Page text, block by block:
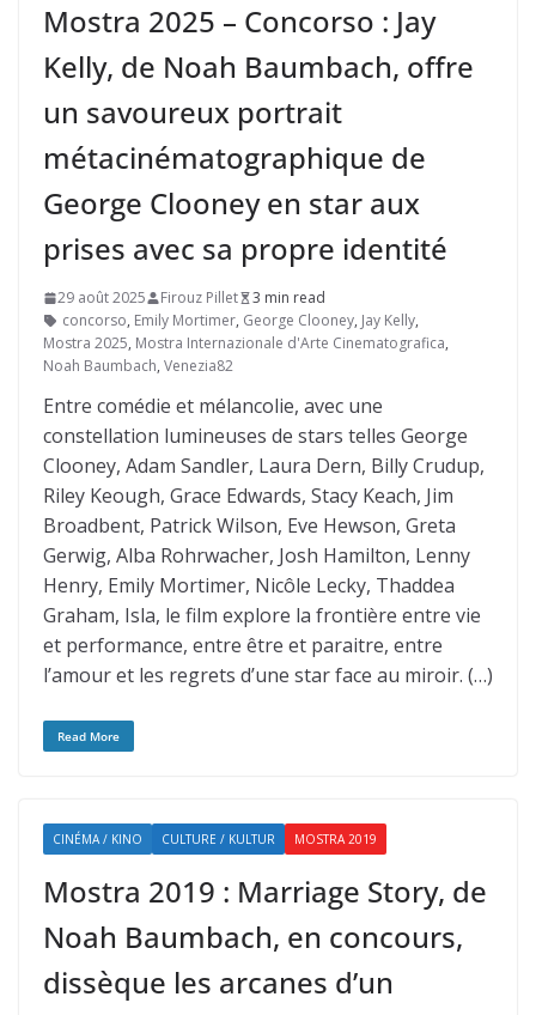
Mostra 2025 – Concorso : Jay
Kelly, de Noah Baumbach, offre
un savoureux portrait
métacinématographique de
George Clooney en star aux
prises avec sa propre identité
29 août 2025 Firouz Pillet
3 min read
concorso, Emily Mortimer, George Clooney, Jay Kelly,
Mostra 2025, Mostra Internazionale d'Arte Cinematografica,
Noah Baumbach, Venezia82
Entre comédie et mélancolie, avec une
constellation lumineuses de stars telles George
Clooney, Adam Sandler, Laura Dern, Billy Crudup,
Riley Keough, Grace Edwards, Stacy Keach, Jim
Broadbent, Patrick Wilson, Eve Hewson, Greta
Gerwig, Alba Rohrwacher, Josh Hamilton, Lenny
Henry, Emily Mortimer, Nicôle Lecky, Thaddea
Graham, Isla, le film explore la frontière entre vie
et performance, entre être et paraitre, entre
l’amour et les regrets d’une star face au miroir. (…)
Read More
CINÉMA / KINO CULTURE / KULTUR MOSTRA 2019
Mostra 2019 : Marriage Story, de
Noah Baumbach, en concours,
dissèque les arcanes d’un